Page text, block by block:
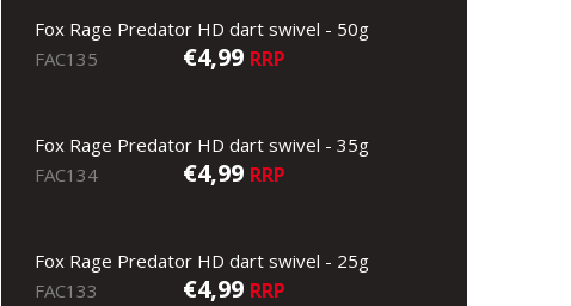
Fox Rage Predator HD dart swivel - 50g
FAC135
€4,99 RRP
Fox Rage Predator HD dart swivel - 35g
FAC134
€4,99 RRP
Fox Rage Predator HD dart swivel - 25g
FAC133
€4,99 RRP